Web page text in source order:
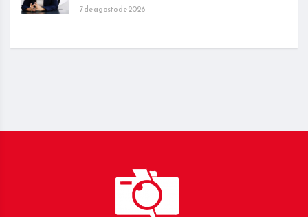
7 de agosto de 2026